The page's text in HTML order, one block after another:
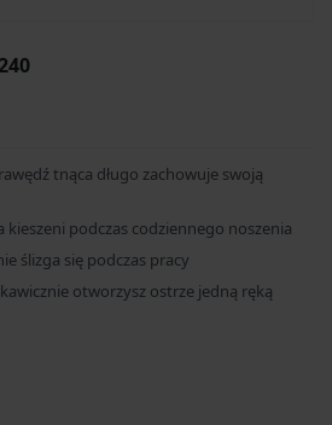
tnąca długo zachowuje swoją
kieszeni podczas codziennego noszenia
ślizga się podczas pracy
otworzysz ostrze jedną ręką